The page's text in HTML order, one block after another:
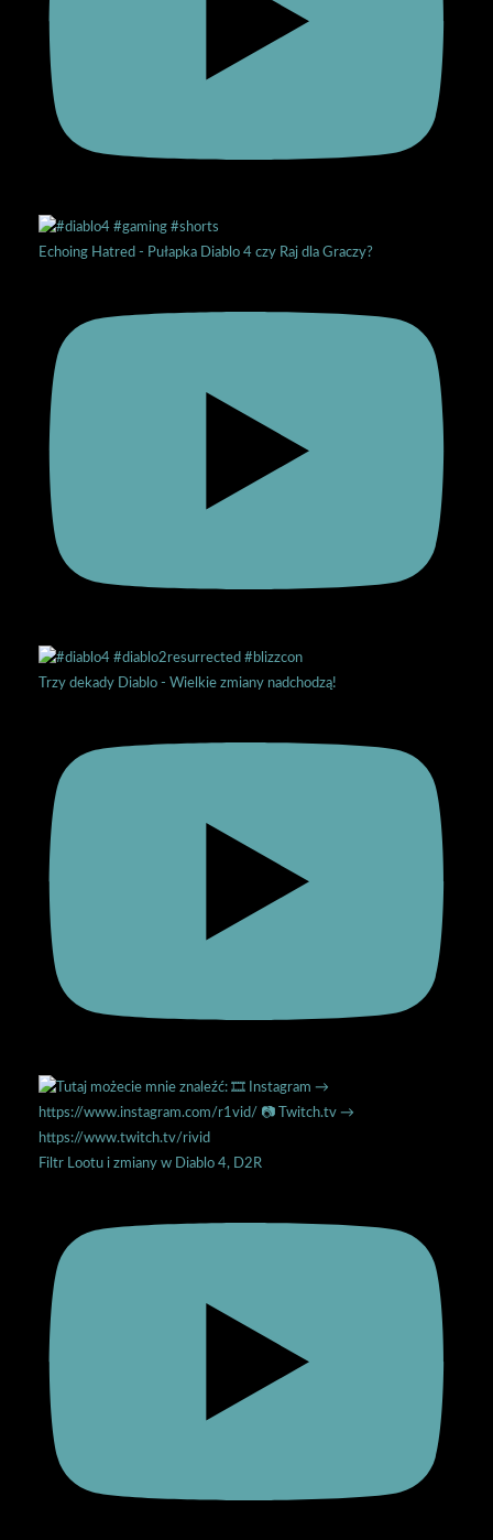
Echoing Hatred - Pułapka Diablo 4 czy Raj dla Graczy?
Trzy dekady Diablo - Wielkie zmiany nadchodzą!
Filtr Lootu i zmiany w Diablo 4, D2R